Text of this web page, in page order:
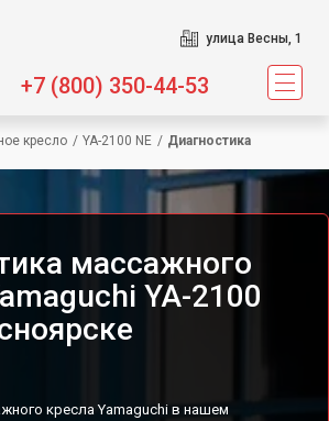
улица Весны, 1
+7 (800) 350-44-53
кресло / YA-2100 NE / Диагностика
массажного
YA-2100
кресла Yamaguchi в нашем